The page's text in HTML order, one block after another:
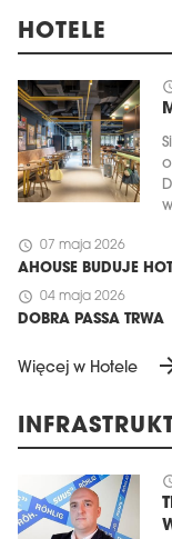
HOTELE
schedule 07 maja 2026
AHOUSE BUDUJE
schedule 04 maja 2026
DOBRA PASSA TRWA
Więcej w Hotele